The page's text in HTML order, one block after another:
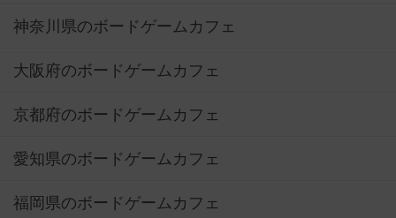
神奈川県のボードゲームカフェ
大阪府のボードゲームカフェ
京都府のボードゲームカフェ
愛知県のボードゲームカフェ
福岡県のボードゲームカフェ